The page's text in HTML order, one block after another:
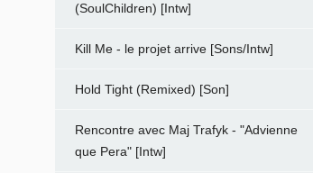
(SoulChildren) [Intw]
Kill Me - le projet arrive [Sons/Intw]
Hold Tight (Remixed) [Son]
Rencontre avec Maj Trafyk - "Advienne
que Pera" [Intw]